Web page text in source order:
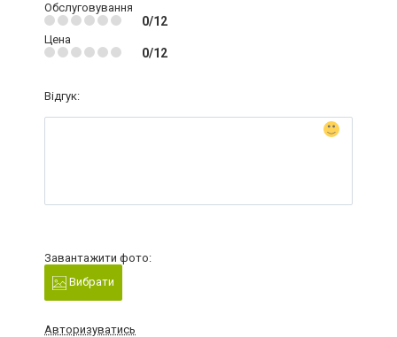
Обслуговування
0/12
Цена
0/12
Відгук:
Завантажити фото:
Вибрати
Авторизуватись